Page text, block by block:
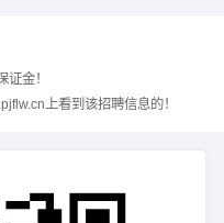
金！
上看到该招聘信息的！